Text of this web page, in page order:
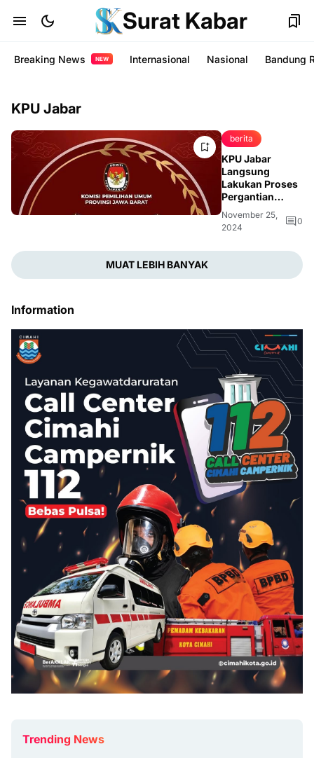
Surat Kabar
Breaking News NEW Internasional Nasional Bandung
KPU Jabar
berita
KPU Jabar
Langsung
Lakukan Proses
Pergantian
Calon Wakil
Bupati Ciamis
setelah
November 25,
2024
0
MUAT LEBIH BANYAK
Information
Trending News